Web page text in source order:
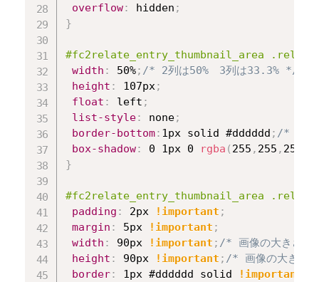
overflow: hidden ;
}
#fc2relate_entry_thumbnail_area
width : 50%; /* 2列は50%　3列は33.3% */
height : 107px;
float : left ;
list-style: none;
border-bottom: 1px solid #dddddd ; /* 下
box-shadow: 0 1px 0 rgba ( 255 , 255 , 255
}
#fc2relate_entry_thumbnail_area
padding : 2px !important ;
margin : 5px !important ;
width : 90px !important ; /* 画像の大きさ
height : 90px !important ; /* 画像の大きさ
border: 1px #dddddd solid !important